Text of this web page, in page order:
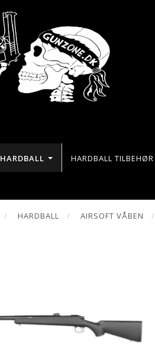
HARDBALL HARDBALL TILBEHØR
HARDBALL AIRSOFT VÅBEN